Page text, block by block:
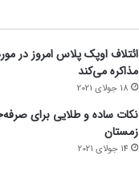
ائتلاف اوپک پلاس امروز در
مذاکره می‌کند
18 جولای 2021
نکات ساده و طلایی برای
زمستان
14 جولای 2021